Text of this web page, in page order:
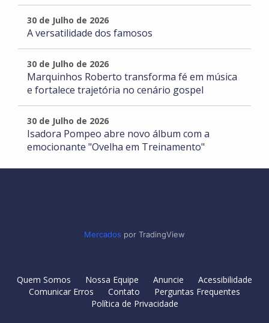
30 de Julho de 2026
A versatilidade dos famosos
30 de Julho de 2026
Marquinhos Roberto transforma fé em música
e fortalece trajetória no cenário gospel
30 de Julho de 2026
Isadora Pompeo abre novo álbum com a
emocionante "Ovelha em Treinamento"
Mercados por TradingView
Quem Somos Nossa Equipe Anuncie
Acessibilidade
Comunicar Erros
Contato
Perguntas Frequentes
Política de Privacidade